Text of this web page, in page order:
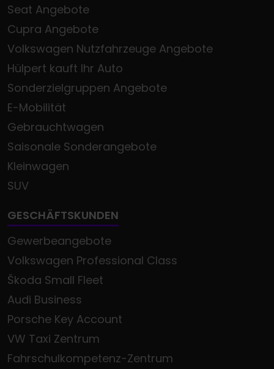
Seat Angebote
Cupra Angebote
Volkswagen Nutzfahrzeuge Angebote
Hülpert kauft Ihr Auto
Sonderzielgruppen Angebote
E-Mobilität
Gebrauchtwagen
Saisonale Sonderangebote
Kleinwagen
SUV
GESCHÄFTSKUNDEN
Gewerbeangebote
Volkswagen Professional Class
Škoda Small Fleet
Audi Business
Porsche Key Account
VW Taxi Zentrum
Fahrschulkompetenz-Zentrum